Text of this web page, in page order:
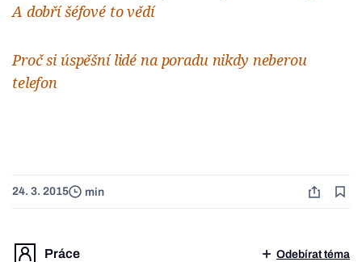
A dobří šéfové to vědí
Proč si úspěšní lidé na poradu nikdy neberou
telefon
24. 3. 2015 min
Práce Odebírat téma